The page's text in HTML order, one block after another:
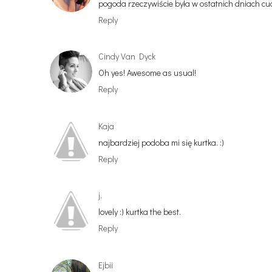
pogoda rzeczywiście była w ostatnich dniach
Reply
Cindy Van Dyck
Oh yes! Awesome as usual!
Reply
Kaja
najbardziej podoba mi się kurtka. :)
Reply
j.
lovely :) kurtka the best.
Reply
Ejbii